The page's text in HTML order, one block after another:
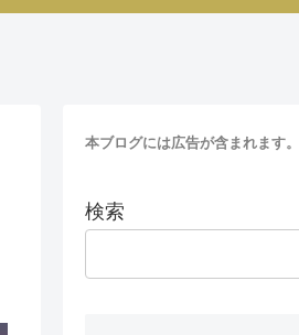
本ブログには広告が含まれます。
検索